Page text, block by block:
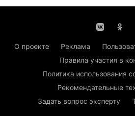
О проекте Реклама
Правила участия в
Политика использования
Рекомендательные
Задать вопрос эксперту